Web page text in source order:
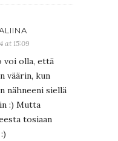
at 15:09
voi olla, että
väärin, kun
nähneeni siellä
:) Mutta
tosiaan